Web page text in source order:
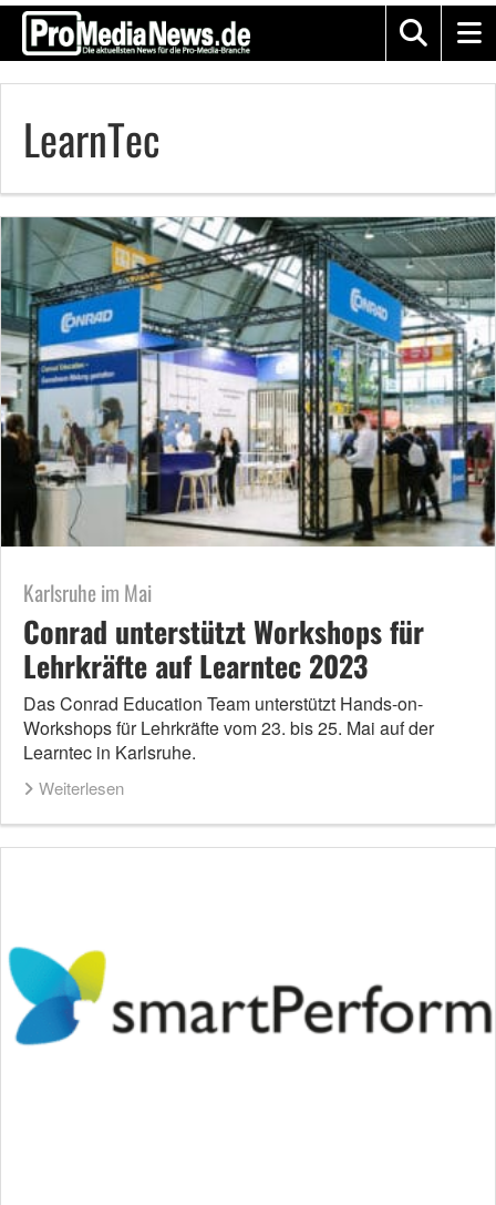
LearnTec
Karlsruhe im Mai
Conrad unterstützt Workshops für
Lehrkräfte auf Learntec 2023
Das Conrad Education Team unterstützt Hands-on-
Workshops für Lehrkräfte vom 23. bis 25. Mai auf der
Learntec in Karlsruhe.
Weiterlesen